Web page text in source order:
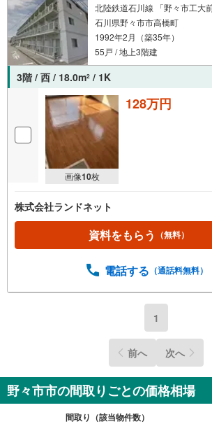
北陸鉄道石川線 「野々市工大
石川県野々市市高橋町
1992年2月（築35年）
55戸 / 地上3階建
3階 / 西 / 18.0m2 / 1K
画像10枚
128万円
株式会社ランドネット
資料をもらう （無料）
電話する （通話料無料）
1
前へ 次へ
野々市市の間取りごとの価格相場
間取り（該当物件数）